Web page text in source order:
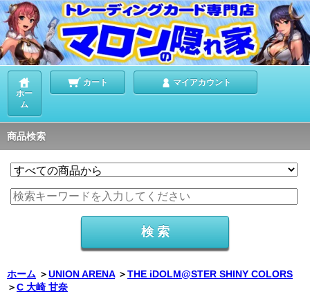
ホー
ム
カート マイアカウント
商品検索
ホーム ＞UNION ARENA ＞THE iDOLM@STER SHINY COLORS
＞C 大崎 甘奈